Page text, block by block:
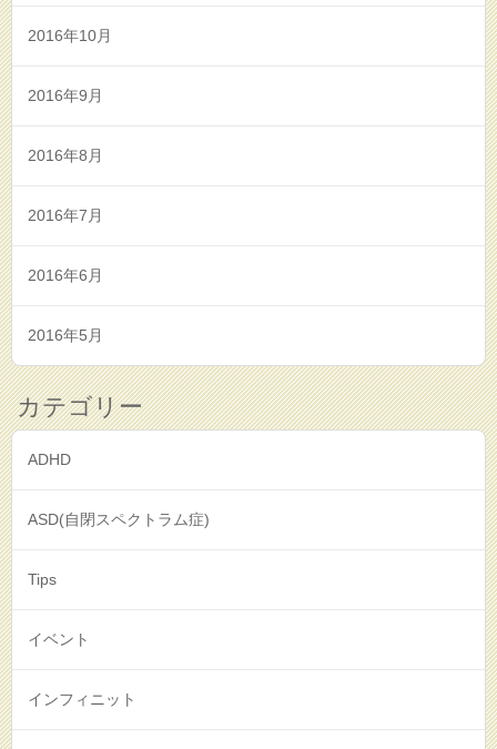
2016年10月
2016年9月
2016年8月
2016年7月
2016年6月
2016年5月
カテゴリー
ADHD
ASD(自閉スペクトラム症)
Tips
イベント
インフィニット